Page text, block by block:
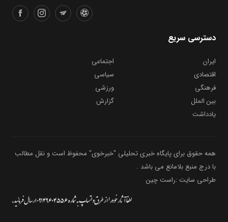
اقتصادی
سیاسی
فرهنگی
ورزشی
بین الملل
گزارش
یادداشت
با درج منبع بلامانع می باشد .
طراحی سایت :راست چین